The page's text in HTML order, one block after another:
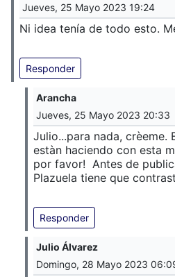
Jueves, 25 Mayo 2023 19:24
Ni idea tenía de todo esto.
Responder
Arancha
Jueves, 25 Mayo 2023 20:33
Julio...para nada, crèeme.
estàn haciendo con esta
por favor! Antes de
Plazuela tiene que
Responder
Julio Álvarez
Domingo, 28 Mayo 2023